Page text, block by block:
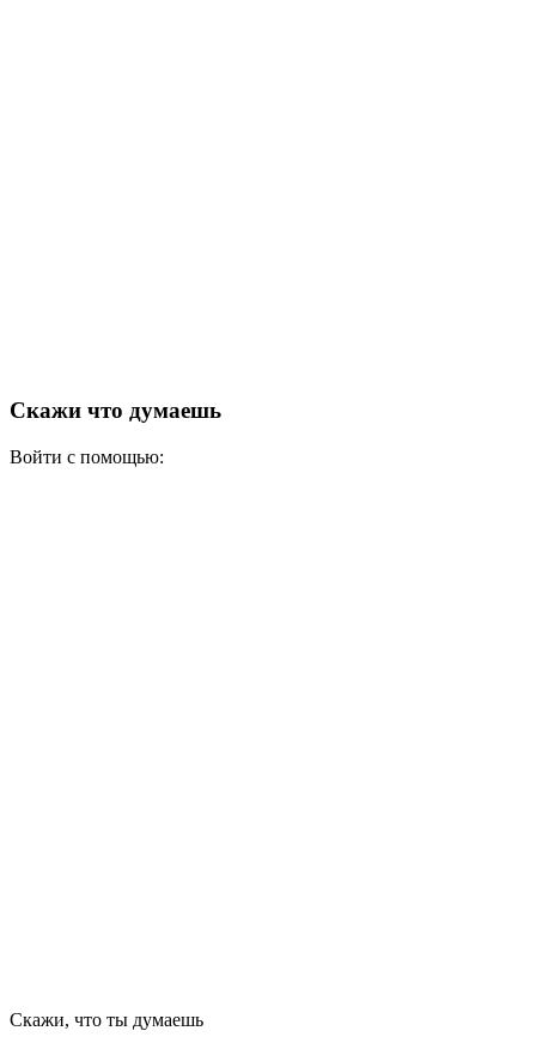
Скажи что думаешь
Войти с помощью:
Скажи, что ты думаешь